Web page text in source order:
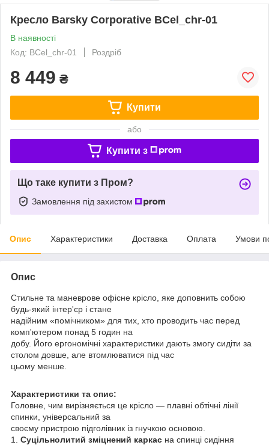
Кресло Barsky Corporative BCel_chr-01
В наявності
Код: BCel_chr-01
Роздріб
8 449 ₴
Купити
або
Купити з
Що таке купити з Пром?
Замовлення під захистом
Опис Характеристики Доставка Оплата Умови
Опис
Стильне та маневрове офісне крісло, яке доповнить собою
будь-який інтер'єр і стане
надійним «помічником» для тих, хто проводить час перед
комп'ютером понад 5 годин на
добу. Його ергономічні характеристики дають змогу сидіти за
столом довше, але втомлюватися під час
цьому менше.
Характеристики та опис:
Головне, чим вирізняється це крісло — плавні обтічні лінії
спинки, універсальний за
своєму пристрою підголівник із гнучкою основою.
1. Суцільнолитий зміцнений каркас на спинці сидіння